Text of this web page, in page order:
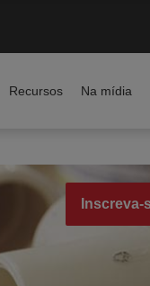
Recursos Na mídia
Inscreva-